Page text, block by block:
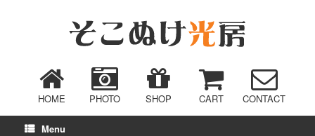
HOME PHOTO SHOP CART CONTACT
Menu